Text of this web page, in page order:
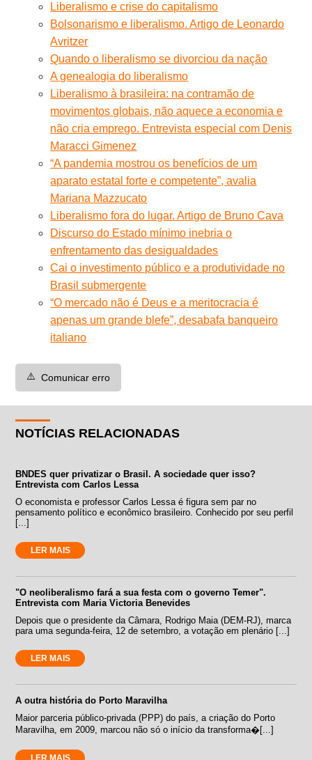
Liberalismo e crise do capitalismo
Bolsonarismo e liberalismo. Artigo de Leonardo
Avritzer
Quando o liberalismo se divorciou da nação
A genealogia do liberalismo
Liberalismo à brasileira: na contramão de
movimentos globais, não aquece a economia e
não cria emprego. Entrevista especial com Denis
Maracci Gimenez
“A pandemia mostrou os benefícios de um
aparato estatal forte e competente”, avalia
Mariana Mazzucato
Liberalismo fora do lugar. Artigo de Bruno Cava
Discurso do Estado mínimo inebria o
enfrentamento das desigualdades
Cai o investimento público e a produtividade no
Brasil submergente
“O mercado não é Deus e a meritocracia é
apenas um grande blefe”, desabafa banqueiro
italiano
⚠️ Comunicar erro
NOTÍCIAS RELACIONADAS
BNDES quer privatizar o Brasil. A sociedade quer isso?
Entrevista com Carlos Lessa
O economista e professor Carlos Lessa é figura sem par no
pensamento político e econômico brasileiro. Conhecido por seu perfil
[...]
LER MAIS
"O neoliberalismo fará a sua festa com o governo Temer".
Entrevista com Maria Victoria Benevides
Depois que o presidente da Câmara, Rodrigo Maia (DEM-RJ), marca
para uma segunda-feira, 12 de setembro, a votação em plenário [...]
LER MAIS
A outra história do Porto Maravilha
Maior parceria público-privada (PPP) do país, a criação do Porto
Maravilha, em 2009, marcou não só o início da transforma�[...]
LER MAIS